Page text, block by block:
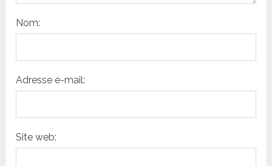
Nom:
Adresse e-mail:
Site web: